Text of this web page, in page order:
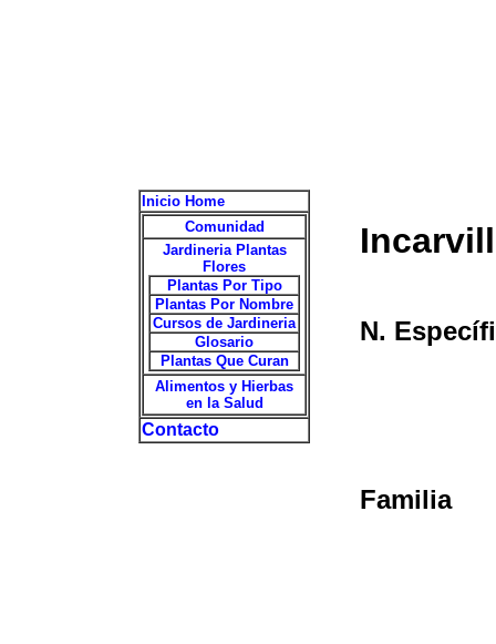
Inicio Home
Comunidad
Jardineria Plantas
Flores
Plantas Por Tipo
Plantas Por Nombre
Cursos de Jardineria
Glosario
Plantas Que Curan
Alimentos y Hierbas
en la Salud
Contacto
N.
Familia